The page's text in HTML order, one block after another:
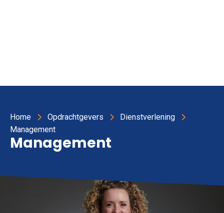
Home Opdrachtgevers
Dienstverlening
Management
Management